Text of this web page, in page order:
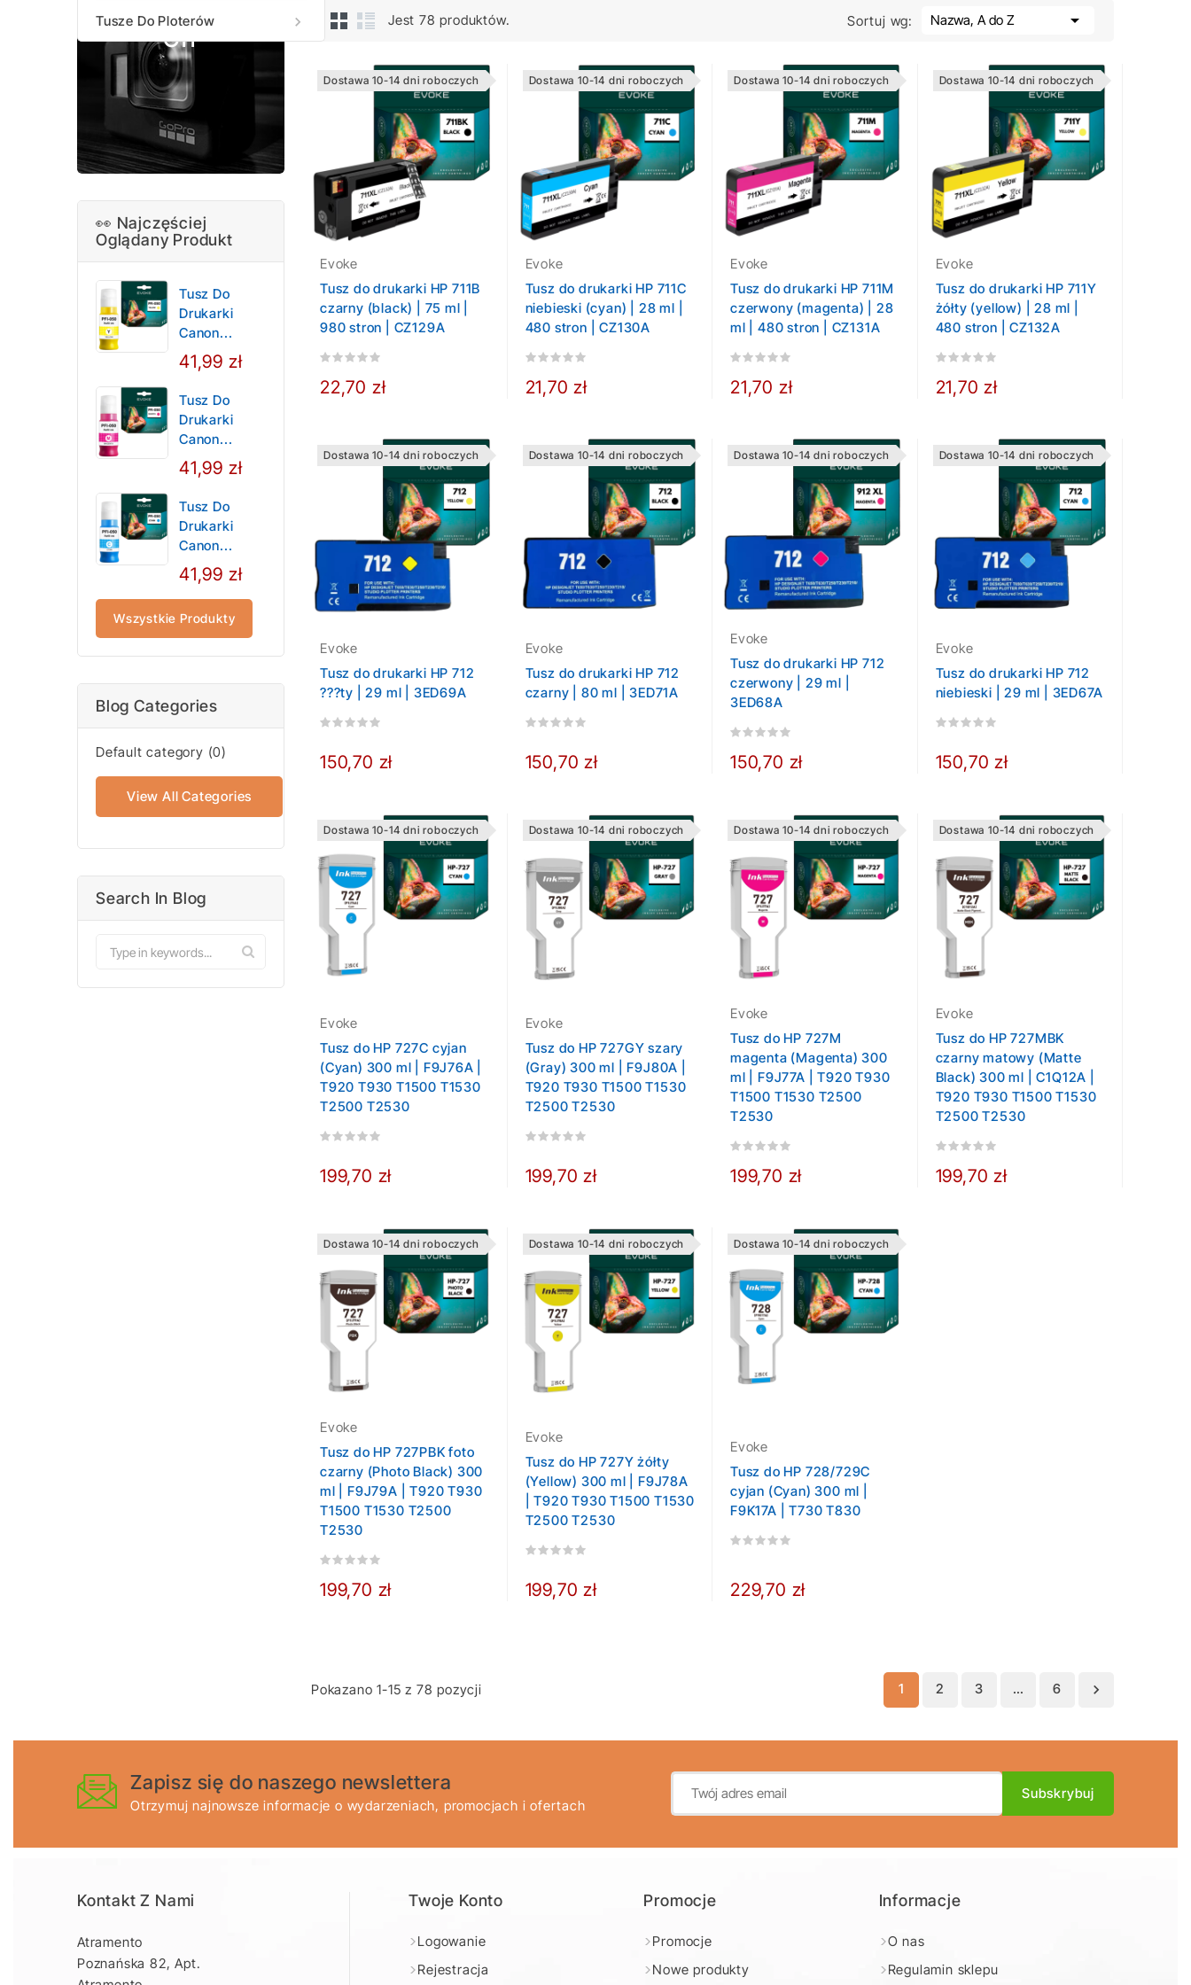

Tusze Do Ploterów
Flats Upto 60%
Off
👀 Najczęściej
Oglądany Produkt
Tusz Do
Drukarki
Canon...
41,99 zł
Tusz Do
Drukarki
Canon...
41,99 zł
Tusz Do
Drukarki
Canon...
41,99 zł
Wszystkie Produkty
Blog Categories
Default category (0)
View All Categories
Search In Blog
Jest 78 produktów. Sortuj wg: Nazwa, A do Z 
Dostawa 10-14 dni roboczych
Evoke
Tusz do drukarki HP 711B
czarny (black) | 75 ml |
980 stron | CZ129A
22,70 zł
Dostawa 10-14 dni roboczych
Evoke
Tusz do drukarki HP 711C
niebieski (cyan) | 28 ml |
480 stron | CZ130A
21,70 zł
Dostawa 10-14 dni roboczych
Evoke
Tusz do drukarki HP 711M
czerwony (magenta) | 28
ml | 480 stron | CZ131A
21,70 zł
Dostawa 10-14 dni roboczych
Evoke
Tusz do drukarki HP 711Y
żółty (yellow) | 28 ml |
480 stron | CZ132A
21,70 zł
Dostawa 10-14 dni roboczych
Evoke
Tusz do drukarki HP 712
???ty | 29 ml | 3ED69A
150,70 zł
Dostawa 10-14 dni roboczych
Evoke
Tusz do drukarki HP 712
czarny | 80 ml | 3ED71A
150,70 zł
Dostawa 10-14 dni roboczych
Evoke
Tusz do drukarki HP 712
czerwony | 29 ml |
3ED68A
150,70 zł
Dostawa 10-14 dni roboczych
Evoke
Tusz do drukarki HP 712
niebieski | 29 ml | 3ED67A
150,70 zł
Dostawa 10-14 dni roboczych
Evoke
Tusz do HP 727C cyjan
(Cyan) 300 ml | F9J76A |
T920 T930 T1500 T1530
T2500 T2530
199,70 zł
Dostawa 10-14 dni roboczych
Evoke
Tusz do HP 727GY szary
(Gray) 300 ml | F9J80A |
T920 T930 T1500 T1530
T2500 T2530
199,70 zł
Dostawa 10-14 dni roboczych
Evoke
Tusz do HP 727M
magenta (Magenta) 300
ml | F9J77A | T920 T930
T1500 T1530 T2500
T2530
199,70 zł
Dostawa 10-14 dni roboczych
Evoke
Tusz do HP 727MBK
czarny matowy (Matte
Black) 300 ml | C1Q12A |
T920 T930 T1500 T1530
T2500 T2530
199,70 zł
Dostawa 10-14 dni roboczych
Evoke
Tusz do HP 727PBK foto
czarny (Photo Black) 300
ml | F9J79A | T920 T930
T1500 T1530 T2500
T2530
199,70 zł
Dostawa 10-14 dni roboczych
Evoke
Tusz do HP 727Y żółty
(Yellow) 300 ml | F9J78A
| T920 T930 T1500 T1530
T2500 T2530
199,70 zł
Dostawa 10-14 dni roboczych
Evoke
Tusz do HP 728/729C
cyjan (Cyan) 300 ml |
F9K17A | T730 T830
229,70 zł
Pokazano 1-15 z 78 pozycji 1 2 3 … 6 
Zapisz się do naszego newslettera
Otrzymuj najnowsze informacje o wydarzeniach, promocjach i ofertach
Kontakt Z Nami
Atramento
Poznańska 82, Apt.
Twoje Konto
Logowanie
Rejestracja
Promocje
Promocje
Nowe produkty
Informacje
O nas
Regulamin sklepu